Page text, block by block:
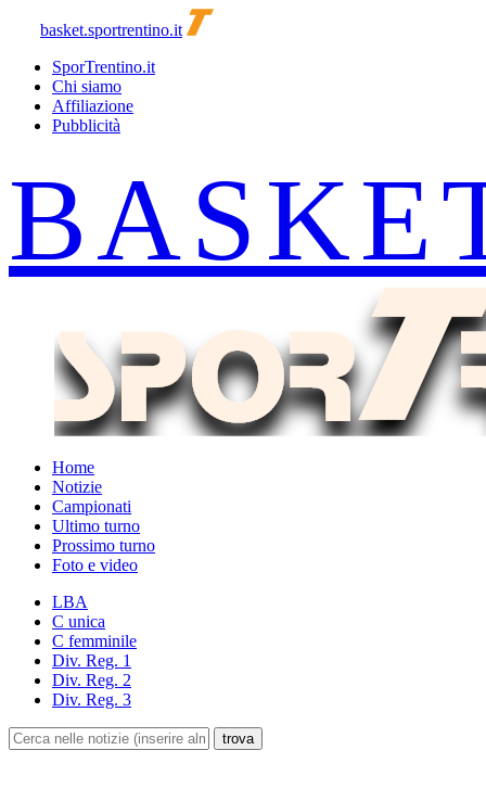
basket.sportrentino.it
SporTrentino.it
Chi siamo
Affiliazione
Pubblicità
Home
Notizie
Campionati
Ultimo turno
Prossimo turno
Foto e video
LBA
C unica
C femminile
Div. Reg. 1
Div. Reg. 2
Div. Reg. 3